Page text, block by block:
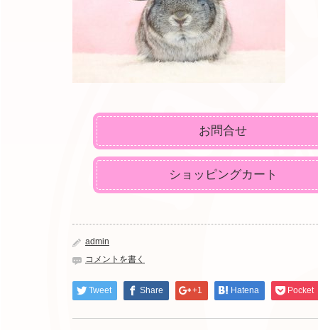
お問合せ
ショッピングカート
admin
コメントを書く
Tweet Share +1 Hatena Pocket